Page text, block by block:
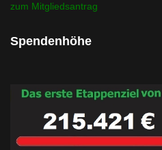
zum Mitgliedsantrag
Spendenhöhe